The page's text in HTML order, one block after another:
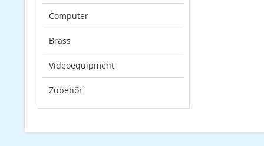
Computer
Brass
Videoequipment
Zubehör